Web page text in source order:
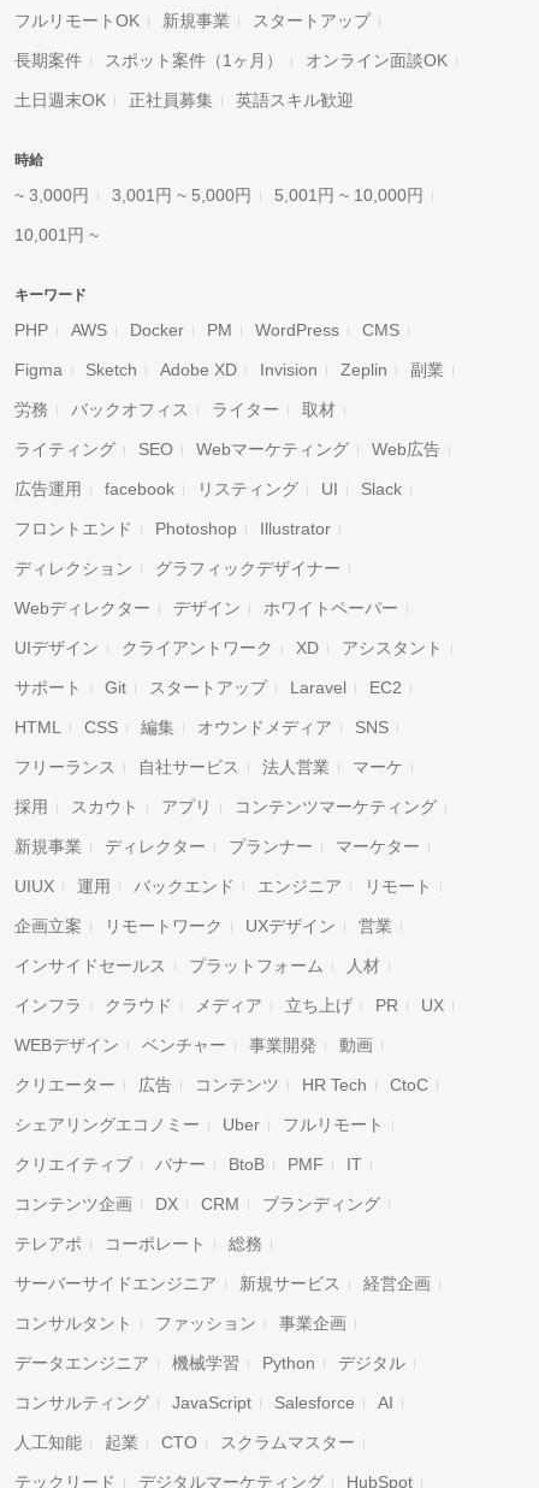
フルリモートOK 新規事業 スタートアップ
長期案件 スポット案件（1ヶ月） オンライン面談OK
土日週末OK 正社員募集 英語スキル歓迎
時給
~ 3,000円 3,001円 ~ 5,000円 5,001円 ~ 10,000円
10,001円 ~
キーワード
PHP AWS Docker PM WordPress CMS
Figma Sketch Adobe XD Invision Zeplin 副業
労務 バックオフィス ライター 取材
ライティング SEO Webマーケティング Web広告
広告運用 facebook リスティング UI Slack
フロントエンド Photoshop Illustrator
ディレクション グラフィックデザイナー
Webディレクター デザイン ホワイトペーパー
UIデザイン クライアントワーク XD アシスタント
サポート Git スタートアップ Laravel EC2
HTML CSS 編集 オウンドメディア SNS
フリーランス 自社サービス 法人営業 マーケ
採用 スカウト アプリ コンテンツマーケティング
新規事業 ディレクター プランナー マーケター
UIUX 運用 バックエンド エンジニア リモート
企画立案 リモートワーク UXデザイン 営業
インサイドセールス プラットフォーム 人材
インフラ クラウド メディア 立ち上げ PR UX
WEBデザイン ベンチャー 事業開発 動画
クリエーター 広告 コンテンツ HR Tech CtoC
シェアリングエコノミー Uber フルリモート
クリエイティブ バナー BtoB PMF IT
コンテンツ企画 DX CRM ブランディング
テレアポ コーポレート 総務
サーバーサイドエンジニア 新規サービス 経営企画
コンサルタント ファッション 事業企画
データエンジニア 機械学習 Python デジタル
コンサルティング JavaScript Salesforce AI
人工知能 起業 CTO スクラムマスター
テックリード デジタルマーケティング HubSpot